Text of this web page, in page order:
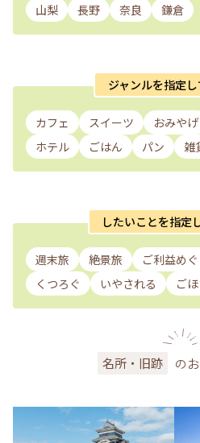
山梨
長野 奈良 鎌倉
ジャンルを指定
カフェ スイーツ おみやげ
ホテル
ごはん パン 雑
したいことを指定
週末旅 絶景旅 ご利益めぐ
くつろぐ
いやされる ご
名所・旧跡 の